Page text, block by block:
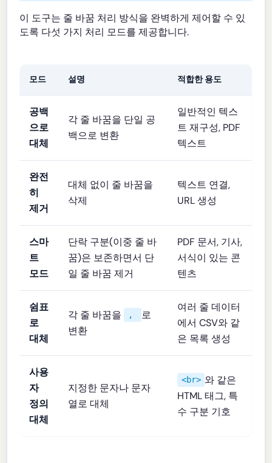
이 도구는 줄 바꿈 처리 방식을 완벽하게 제어할 수 있
도록 다섯 가지 처리 모드를 제공합니다.
모드 설명 적합한 용도
공백
으로
대체
각 줄 바꿈을 단일 공
백으로 변환
일반적인 텍스
트 재구성, PDF
텍스트
완전
히
제거
대체 없이 줄 바꿈을
삭제
텍스트 연결,
URL 생성
스마
트
모드
단락 구분(이중 줄 바
꿈)은 보존하면서 단
일 줄 바꿈 제거
PDF 문서, 기사,
서식이 있는 콘
텐츠
쉼표
로
대체
각 줄 바꿈을 ,
로
변환
여러 줄 데이터
에서 CSV와 같
은 목록 생성
사용
자
정의
대체
지정한 문자나 문자
열로 대체
<br> 와 같은
HTML 태그, 특
수 구분 기호